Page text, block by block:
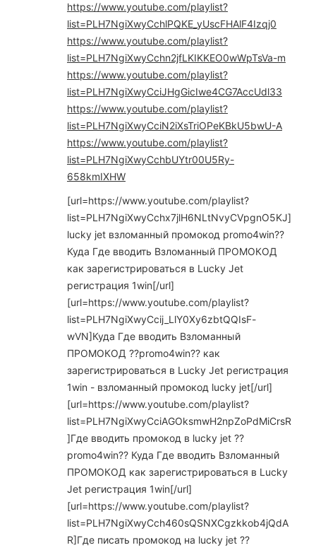
https://www.youtube.com/playlist?
list=PLH7NgiXwyCchlPQKE_yUscFHAlF4Izqj0
https://www.youtube.com/playlist?
list=PLH7NgiXwyCchn2jfLKIKKEO0wWpTsVa-m
https://www.youtube.com/playlist?
list=PLH7NgiXwyCciJHgGicIwe4CG7AccUdl33
https://www.youtube.com/playlist?
list=PLH7NgiXwyCciN2iXsTriOPeKBkU5bwU-A
https://www.youtube.com/playlist?
list=PLH7NgiXwyCchbUYtr00U5Ry-
658kmIXHW
[url=https://www.youtube.com/playlist?
list=PLH7NgiXwyCchx7jlH6NLtNvyCVpgnO5KJ]
lucky jet взломанный промокод promo4win??
Куда Где вводить Взломанный ПРОМОКОД
как зарегистрироваться в Lucky Jet
регистрация 1win[/url]
[url=https://www.youtube.com/playlist?
list=PLH7NgiXwyCcij_LlY0Xy6zbtQQIsF-
wVN]Куда Где вводить Взломанный
ПРОМОКОД ??promo4win?? как
зарегистрироваться в Lucky Jet регистрация
1win - взломанный промокод lucky jet[/url]
[url=https://www.youtube.com/playlist?
list=PLH7NgiXwyCciAGOksmwH2npZoPdMiCrsR
]Где вводить промокод в lucky jet ??
promo4win?? Куда Где вводить Взломанный
ПРОМОКОД как зарегистрироваться в Lucky
Jet регистрация 1win[/url]
[url=https://www.youtube.com/playlist?
list=PLH7NgiXwyCch460sQSNXCgzkkob4jQdA
R]Где писать промокод на lucky jet ??